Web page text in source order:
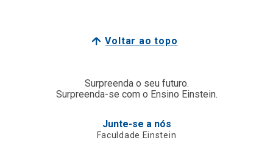
Voltar ao topo
Surpreenda o seu futuro.
Surpreenda-se com o Ensino Einstein.
Junte-se a nós
Faculdade Einstein